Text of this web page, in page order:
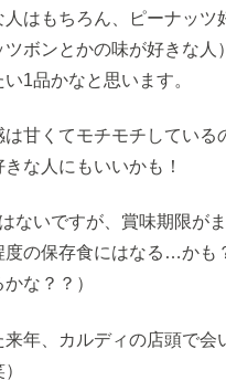
人はもちろん、ピーナッツ
ツボンとかの味が好きな人
1品かなと思います。
は甘くてモチモチしている
きな人にもいいかも！
ないですが、賞味期限が
度の保存食にはなる…かも
な？？）
年、カルディの店頭で会